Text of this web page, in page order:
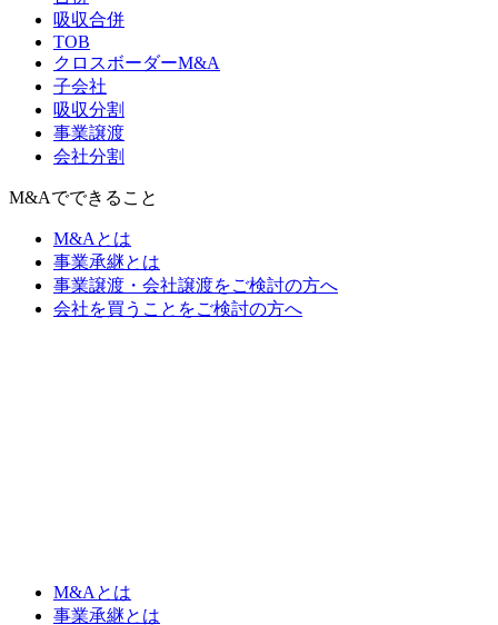
吸収合併
TOB
クロスボーダーM&A
子会社
吸収分割
事業譲渡
会社分割
M&Aでできること
M&Aとは
事業承継とは
事業譲渡・会社譲渡をご検討の方へ
会社を買うことをご検討の方へ
M&Aとは
事業承継とは